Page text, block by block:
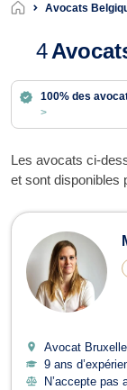
Avocats
4
100% des
>
Les avocats ci-
et sont disponibles
Avocats à
Avocat
9 ans
N’accepte pas